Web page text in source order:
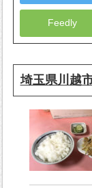
Feedly
埼玉県川越